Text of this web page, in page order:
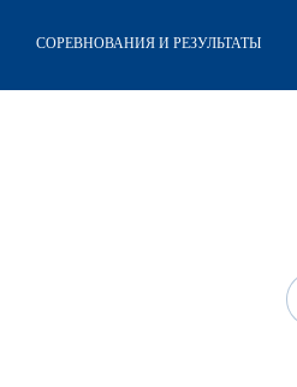
СОРЕВНОВАНИЯ И РЕЗУЛЬТАТЫ